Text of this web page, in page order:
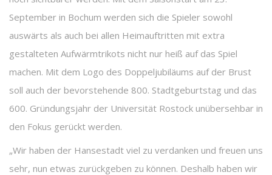
September in Bochum werden sich die Spieler sowohl
auswärts als auch bei allen Heimauftritten mit extra
gestalteten Aufwärmtrikots nicht nur heiß auf das Spiel
machen. Mit dem Logo des Doppeljubiläums auf der Brust
soll auch der bevorstehende 800. Stadtgeburtstag und das
600. Gründungsjahr der Universität Rostock unübersehbar in
den Fokus gerückt werden.
„Wir haben der Hansestadt viel zu verdanken und freuen uns
sehr, nun etwas zurückgeben zu können. Deshalb haben wir